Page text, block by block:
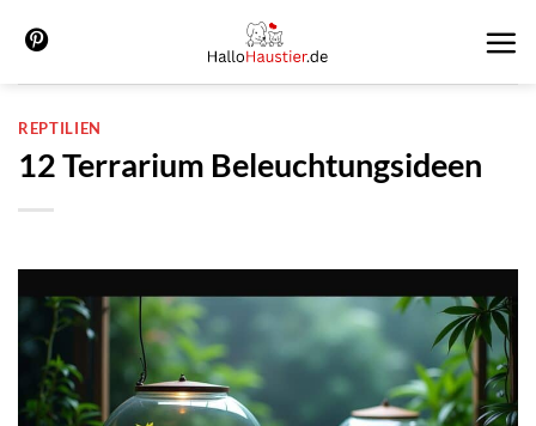
Inhalt
springen
REPTILIEN
12 Terrarium Beleuchtungsideen